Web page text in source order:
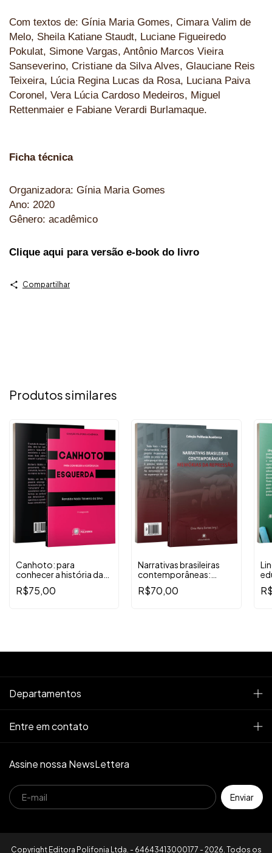
Com textos de: Gínia Maria Gomes, Cimara Valim de
Melo, Sheila Katiane Staudt, Luciane Figueiredo
Pokulat, Simone Vargas, Antônio Marcos Vieira
Sanseverino, Cristiane da Silva Alves, Glauciane Reis
Teixeira, Lúcia Regina Lucas da Rosa, Luciana Paiva
Coronel, Vera Lúcia Cardoso Medeiros, Miguel
Rettenmaier e Fabiane Verardi Burlamaque.
Ficha técnica
Organizadora: Gínia Maria Gomes
Ano: 2020
Gênero: acadêmico
Clique aqui para versão e-book do livro
Compartilhar
Produtos similares
Canhoto: para
conhecer a história da
esquerda
R$75,00
Narrativas brasileiras
contemporâneas:
memórias da repressão
R$70,00
Departamentos
Entre em contato
Assine nossa NewsLettera
Copyright Editora Polifonia Ltda. - 64643413000177 - 2026. Todos os